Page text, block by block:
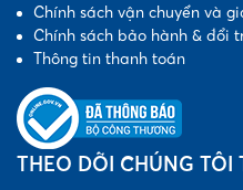
Chính sách vận chuyển và
Chính sách bảo hành & đổi
Thông tin thanh toán
THEO DÕI CHÚNG TÔI